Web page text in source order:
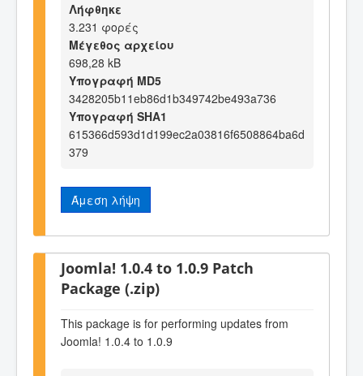
Λήφθηκε
3.231 φορές
Μέγεθος αρχείου
698,28 kB
Υπογραφή MD5
3428205b11eb86d1b349742be493a736
Υπογραφή SHA1
615366d593d1d199ec2a03816f6508864ba6d
379
Άμεση λήψη
Joomla! 1.0.4 to 1.0.9 Patch
Package (.zip)
This package is for performing updates from
Joomla! 1.0.4 to 1.0.9